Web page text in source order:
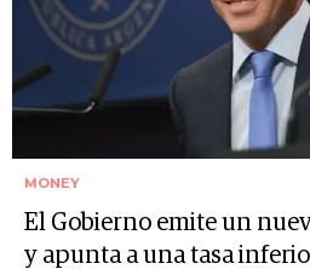
MONEY
El Gobierno emite un
y apunta a una tasa